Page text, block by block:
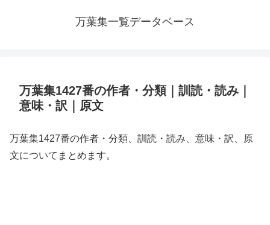
万葉集一覧データベース
万葉集1427番の作者・分類｜訓読・読み｜
意味・訳｜原文
万葉集1427番の作者・分類、訓読・読み、意味・訳、原
文についてまとめます。